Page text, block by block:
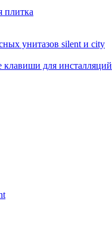
плитка
унитазов silent и city
для инсталляций